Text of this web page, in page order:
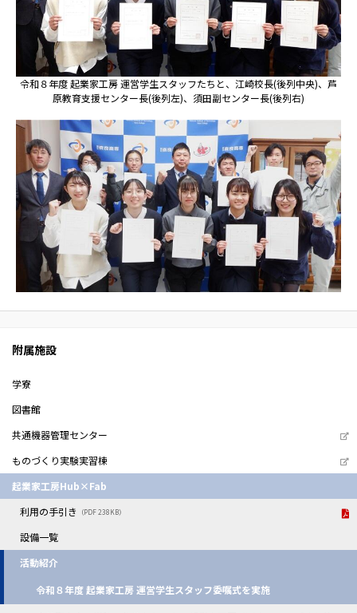
令和８年度 起業家工房 運営学生スタッフたちと、江崎校長(後列中央)、芦
原教育支援センター長(後列左)、須田副センター長(後列右)
附属施設
学寮
図書館
共通機器管理センター
ものづくり実験実習棟
起業家工房Hub×Fab
利用の手引き
（PDF 238KB）
設備一覧
活動紹介
令和８年度 起業家工房 運営学生スタッフ委嘱式を実施